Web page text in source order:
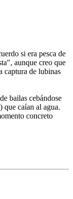
si era pesca de
aunque creo que
captura de lubinas
bailas cebándose
que caían al agua.
concreto